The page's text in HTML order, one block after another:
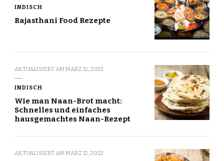
INDISCH
Rajasthani Food Rezepte
AKTUALISIERT AM MÄRZ 12, 2022
INDISCH
Wie man Naan-Brot macht:
Schnelles und einfaches
hausgemachtes Naan-Rezept
AKTUALISIERT AM MÄRZ 12, 2022